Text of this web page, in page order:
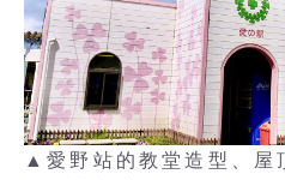
▲愛野站的教堂造型、屋